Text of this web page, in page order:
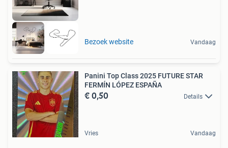
Bezoek website Vandaag
Panini Top Class 2025 FUTURE STAR
FERMÍN LÓPEZ ESPAÑA
€ 0,50 Details
Vries Vandaag